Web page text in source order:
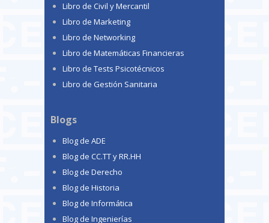
Libro de Civil y Mercantil
Libro de Marketing
Libro de Networking
Libro de Matemáticas Financieras
Libro de Tests Psicotécnicos
Libro de Gestión Sanitaria
Blogs
Blog de ADE
Blog de CC.TT y RR.HH
Blog de Derecho
Blog de Historia
Blog de Informática
Blog de Ingenierías